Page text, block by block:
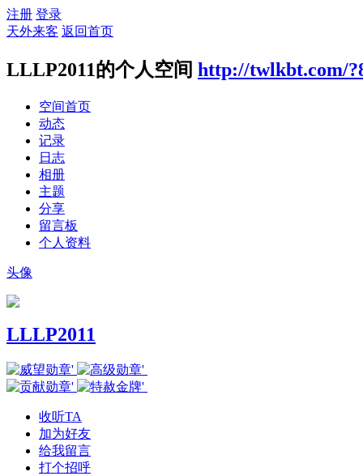
注册 登录
天外来客 返回首页
LLLP2011的个人空间 http://twlkbt.com/
空间首页
动态
记录
日志
相册
主题
分享
留言板
个人资料
头像
LLLP2011
收听TA
加为好友
给我留言
打个招呼